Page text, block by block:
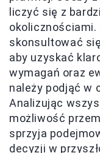
liczyć się z
skonsultować
aby uzyskać
wymagań oraz
należy podjąć w
Analizując
możliwość
sprzyja
decyzji w